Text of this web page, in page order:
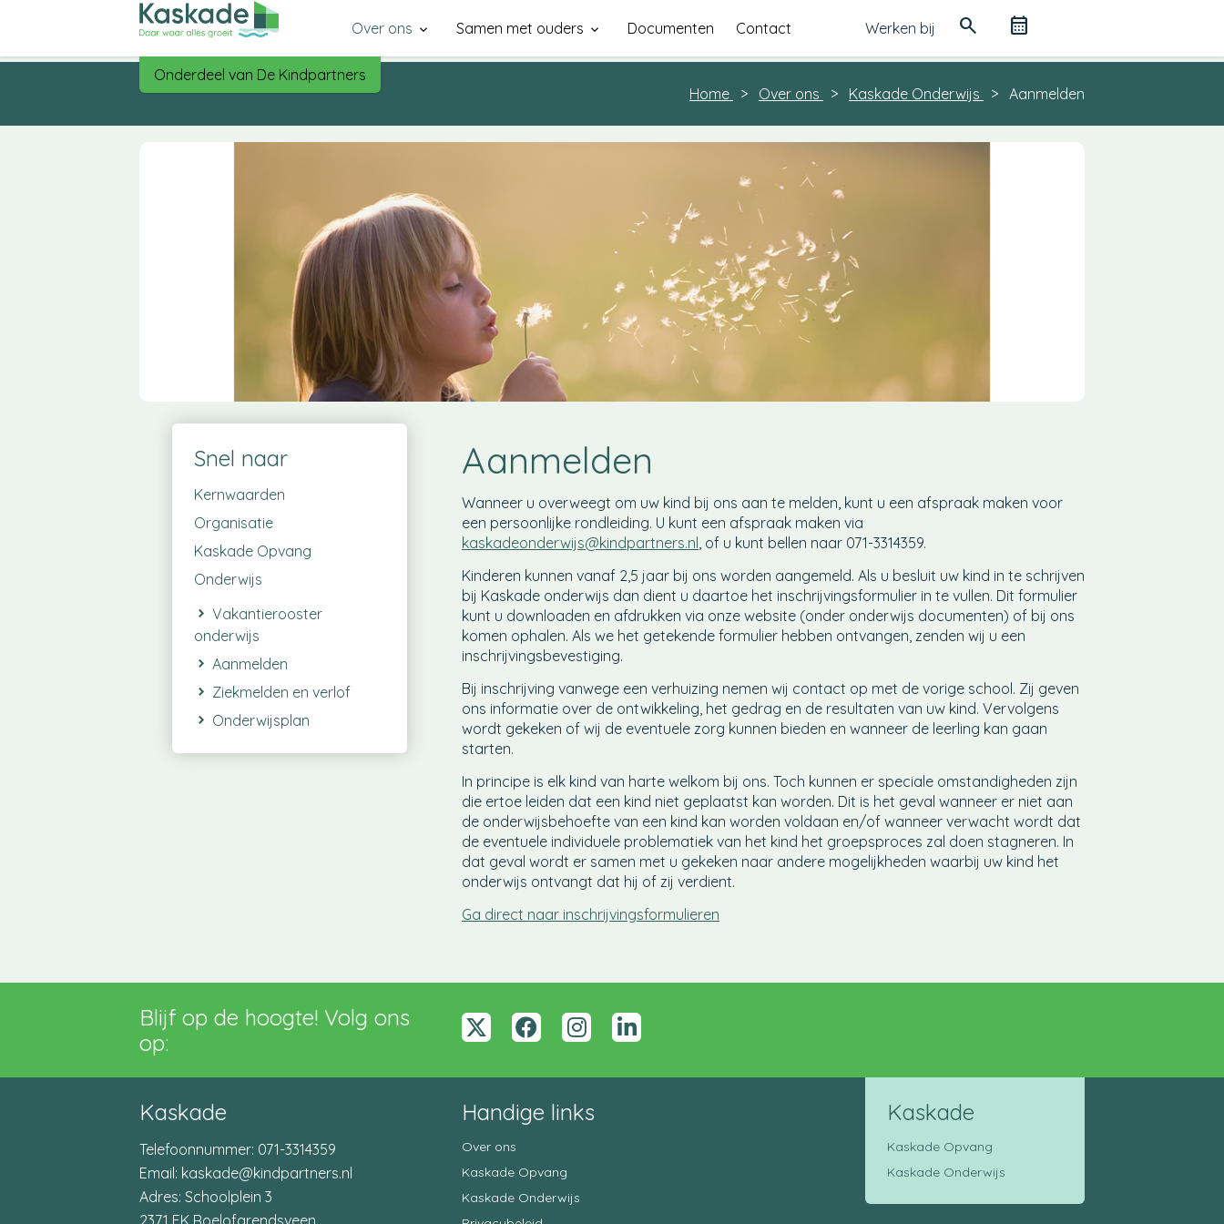
Onderdeel van De Kindpartners
Over ons
Missie, visie en kernwaarden
Kaskade Opvang
Kaskade Onderwijs
Over ons
Samen met ouders Documenten Contact Werken bij search calendar_month
Home Over ons Kaskade Onderwijs Aanmelden
Snel naar
Kernwaarden
Organisatie
Kaskade Opvang
Onderwijs
Vakantierooster
onderwijs
Aanmelden
Ziekmelden en verlof
Onderwijsplan
Aanmelden
Wanneer u overweegt om uw kind bij ons aan te melden, kunt u een afspraak maken voor
een persoonlijke rondleiding. U kunt een afspraak maken via
kaskadeonderwijs@kindpartners.nl , of u kunt bellen naar 071-3314359.
Kinderen kunnen vanaf 2,5 jaar bij ons worden aangemeld. Als u besluit uw kind in te schrijven
bij Kaskade onderwijs dan dient u daartoe het inschrijvingsformulier in te vullen. Dit formulier
kunt u downloaden en afdrukken via onze website (onder onderwijs documenten) of bij ons
komen ophalen. Als we het getekende formulier hebben ontvangen, zenden wij u een
inschrijvingsbevestiging.
Bij inschrijving vanwege een verhuizing nemen wij contact op met de vorige school. Zij geven
ons informatie over de ontwikkeling, het gedrag en de resultaten van uw kind. Vervolgens
wordt gekeken of wij de eventuele zorg kunnen bieden en wanneer de leerling kan gaan
starten.
In principe is elk kind van harte welkom bij ons. Toch kunnen er speciale omstandigheden zijn
die ertoe leiden dat een kind niet geplaatst kan worden. Dit is het geval wanneer er niet aan
de onderwijsbehoefte van een kind kan worden voldaan en/of wanneer verwacht wordt dat
de eventuele individuele problematiek van het kind het groepsproces zal doen stagneren. In
dat geval wordt er samen met u gekeken naar andere mogelijkheden waarbij uw kind het
onderwijs ontvangt dat hij of zij verdient.
Ga direct naar inschrijvingsformulieren
Blijf op de hoogte! Volg ons
op:
x-
FacebookInstagramlinkedin-
Kaskade
Telefoonnummer: 071-3314359
Email: kaskade@kindpartners.nl
Adres: Schoolplein 3
2371 EK Roelofarendsveen
Handige links
Over ons
Kaskade Opvang
Kaskade Onderwijs
Kaskade
Kaskade Opvang
Kaskade Onderwijs